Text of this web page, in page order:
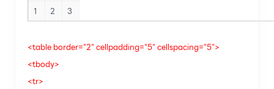
1
2 3
<table border="2" cellpadding="5" cellspacing="5">
<tbody>
<tr>